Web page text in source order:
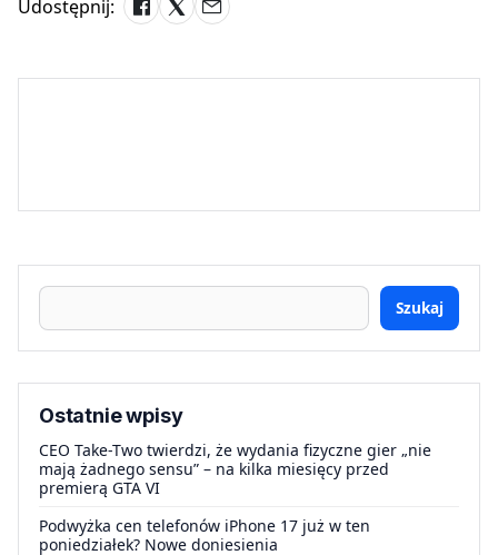
Udostępnij:
Szukaj
Ostatnie wpisy
CEO Take-Two twierdzi, że wydania fizyczne gier „nie
mają żadnego sensu” – na kilka miesięcy przed
premierą GTA VI
Podwyżka cen telefonów iPhone 17 już w ten
poniedziałek? Nowe doniesienia